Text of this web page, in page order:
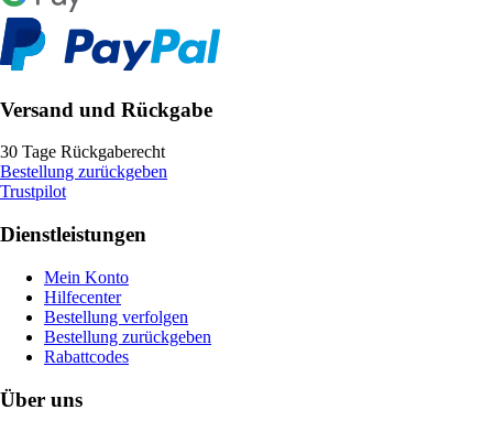
Versand und Rückgabe
30 Tage Rückgaberecht
Bestellung zurückgeben
Trustpilot
Dienstleistungen
Mein Konto
Hilfecenter
Bestellung verfolgen
Bestellung zurückgeben
Rabattcodes
Über uns